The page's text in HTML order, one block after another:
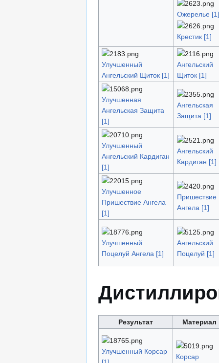
Ожерелье [1]
Крестик [1]
Улучшенный
Ангельский Щиток [1]
Ангельский
Щиток [1]
Улучшенная
Ангельская Защита
[1]
Ангельская
Защита [1]
Улучшенный
Ангельский Кардиган
[1]
Ангельский
Кардиган [1]
Улучшенное
Пришествие Ангела
[1]
Пришествие
Ангела [1]
Улучшенный
Поцелуй Ангела [1]
Ангельский
Поцелуй [1]
Результат Материал
Улучшенный Корсар
Корсар